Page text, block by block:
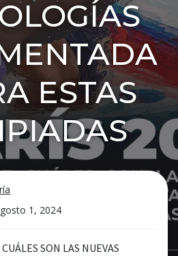
ESTAS
1, 2024
SON LAS NUEVAS